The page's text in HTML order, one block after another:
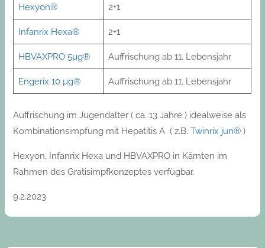
Hexyon® 2+1
Infanrix Hexa® 2+1
HBVAXPRO 5µg® Auffrischung ab 11. Lebensjahr
Engerix 10 µg® Auffrischung ab 11. Lebensjahr
Auffrischung im Jugendalter ( ca. 13 Jahre ) idealweise als
Kombinationsimpfung mit Hepatitis A ( z.B.Twinrix jun® )
Hexyon, Infanrix Hexa und HBVAXPRO in Kärnten im
Rahmen des Gratisimpfkonzeptes verfügbar.
9.2.2023